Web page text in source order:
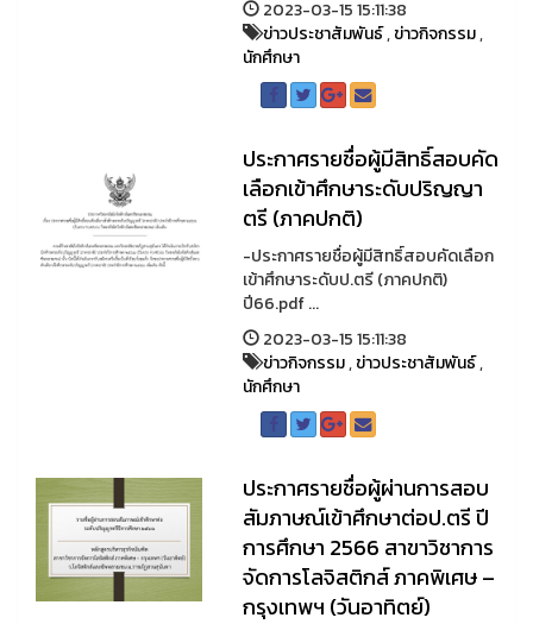
2023-03-15 15:11:38
ข่าวประชาสัมพันธ์,ข่าวกิจกรรม,
นักศึกษา
ประกาศรายชื่อผู้มีสิทธิ์สอบคัด
เลือกเข้าศึกษาระดับปริญญา
ตรี (ภาคปกติ)
-ประกาศรายชื่อผู้มีสิทธิ์สอบคัดเลือก
เข้าศึกษาระดับป.ตรี (ภาคปกติ)
ปี66.pdf ...
2023-03-15 15:11:38
ข่าวกิจกรรม,ข่าวประชาสัมพันธ์,
นักศึกษา
ประกาศรายชื่อผู้ผ่านการสอบ
สัมภาษณ์เข้าศึกษาต่อป.ตรี ปี
การศึกษา 2566 สาขาวิชาการ
จัดการโลจิสติกส์ ภาคพิเศษ –
กรุงเทพฯ (วันอาทิตย์)